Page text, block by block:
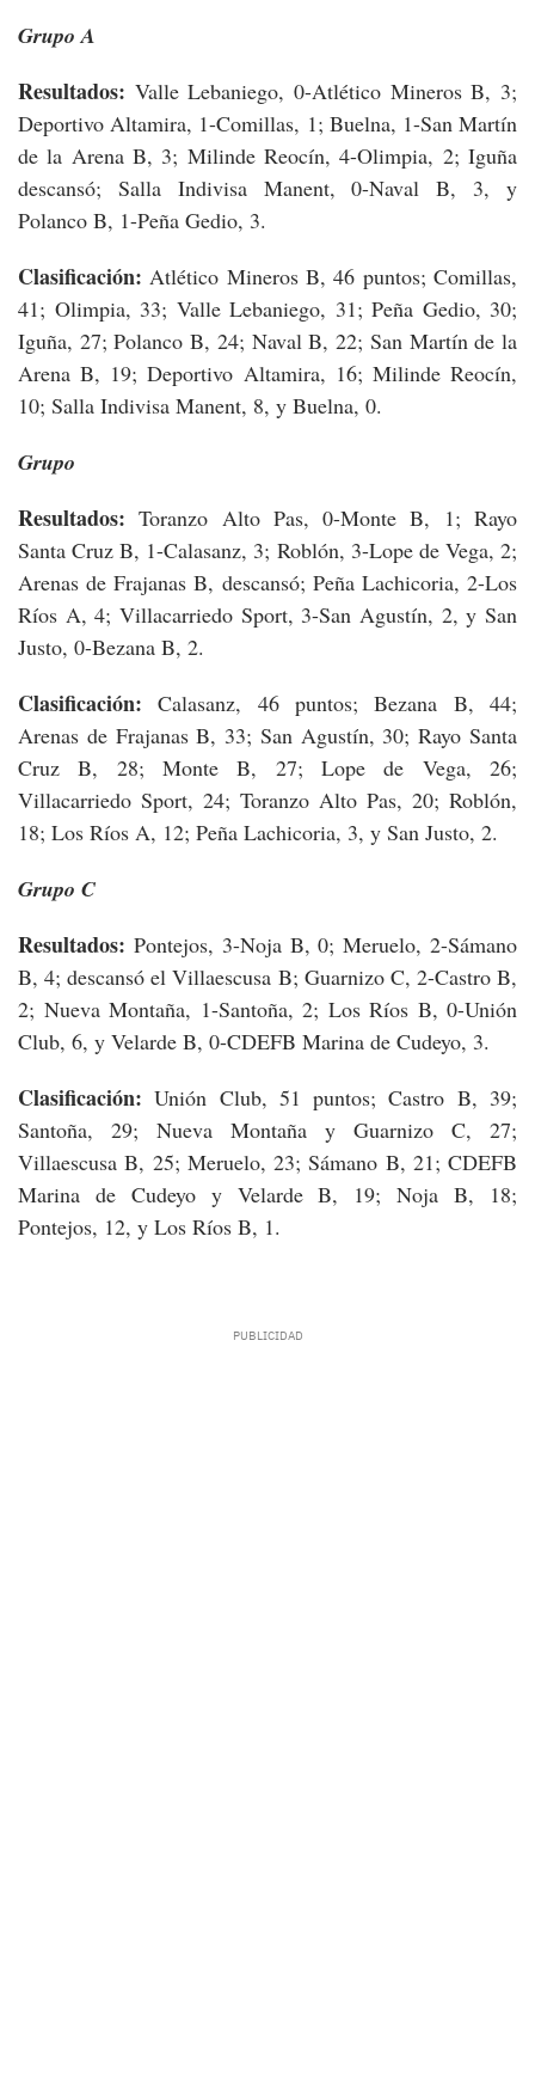
Grupo A
Resultados: Valle Lebaniego, 0-Atlético Mineros B, 3;
Deportivo Altamira, 1-Comillas, 1; Buelna, 1-San Martín
de la Arena B, 3; Milinde Reocín, 4-Olimpia, 2; Iguña
descansó; Salla Indivisa Manent, 0-Naval B, 3, y
Polanco B, 1-Peña Gedio, 3.
Clasificación:Atlético Mineros B, 46 puntos; Comillas,
41; Olimpia, 33; Valle Lebaniego, 31; Peña Gedio, 30;
Iguña, 27; Polanco B, 24; Naval B, 22; San Martín de la
Arena B, 19; Deportivo Altamira, 16; Milinde Reocín,
10; Salla Indivisa Manent, 8, y Buelna, 0.
Grupo
Resultados:Toranzo Alto Pas, 0-Monte B, 1; Rayo
Santa Cruz B, 1-Calasanz, 3; Roblón, 3-Lope de Vega, 2;
Arenas de Frajanas B, descansó; Peña Lachicoria, 2-Los
Ríos A, 4; Villacarriedo Sport, 3-San Agustín, 2, y San
Justo, 0-Bezana B, 2.
Clasificación:Calasanz, 46 puntos; Bezana B, 44;
Arenas de Frajanas B, 33; San Agustín, 30; Rayo Santa
Cruz B, 28; Monte B, 27; Lope de Vega, 26;
Villacarriedo Sport, 24; Toranzo Alto Pas, 20; Roblón,
18; Los Ríos A, 12; Peña Lachicoria, 3, y San Justo, 2.
Grupo C
Resultados: Pontejos, 3-Noja B, 0; Meruelo, 2-Sámano
B, 4; descansó el Villaescusa B; Guarnizo C, 2-Castro B,
2; Nueva Montaña, 1-Santoña, 2; Los Ríos B, 0-Unión
Club, 6, y Velarde B, 0-CDEFB Marina de Cudeyo, 3.
Clasificación:Unión Club, 51 puntos; Castro B, 39;
Santoña, 29; Nueva Montaña y Guarnizo C, 27;
Villaescusa B, 25; Meruelo, 23; Sámano B, 21; CDEFB
Marina de Cudeyo y Velarde B, 19; Noja B, 18;
Pontejos, 12, y Los Ríos B, 1.